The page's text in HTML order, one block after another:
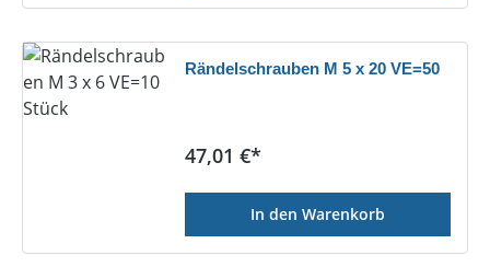
Rändelschrauben M 5 x 20 VE=50
Regulärer Preis:
47,01 €*
In den Warenkorb